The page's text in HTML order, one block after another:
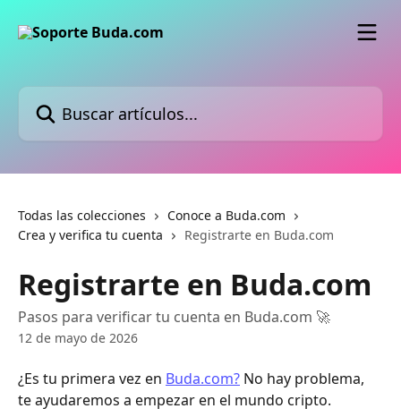
Buscar artículos...
Todas las colecciones
Conoce a Buda.com
Crea y verifica tu cuenta
Registrarte en Buda.com
Registrarte en Buda.com
Pasos para verificar tu cuenta en Buda.com 🚀
12 de mayo de 2026
¿Es tu primera vez en Buda.com? No hay problema,
te ayudaremos a empezar en el mundo cripto.